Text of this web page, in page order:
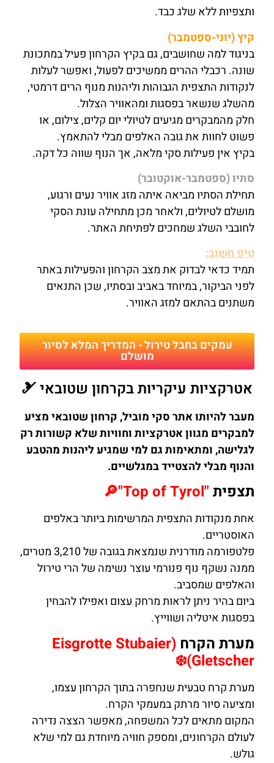
ותצפיות ללא שלג כבד.
קיץ (יוני-ספטמבר)
בניגוד למה שחושבים, גם בקיץ הקרחון פעיל במתכונת
שונה. רכבלי ההרים ממשיכים לפעול, ואפשר לעלות
לנקודות התצפית הגבוהות וליהנות מנוף הרים דרמטי,
מהשלג שנשאר בפסגות ומהאוויר הצלול.
חלק מהמבקרים מגיעים לטיולי יום קלים, צילום, או
פשוט לחוות את גובה האלפים מבלי להתאמץ.
בקיץ אין פעילות סקי מלאה, אך הנוף שווה כל דקה.
סתיו (ספטמבר-אוקטובר)
תחילת הסתיו מביאה איתה מזג אוויר נעים ורגוע,
מושלם לטיולים, ולאחר מכן מתחילה עונת הסקי
לחובבי השלג שמחכים לפתיחת האתר.
טיפ חשוב:
תמיד כדאי לבדוק את מצב הקרחון והפעילות באתר
לפני הביקור, במיוחד באביב ובסתיו, שכן התנאים
משתנים בהתאם למזג האוויר.
עמקים בחבל טירול - המדריך המלא לסיור
מושלם
אטרקציות עיקריות בקרחון שטובאי 🎿
מעבר להיותו אתר סקי מוביל, קרחון שטובאי מציע
למבקרים מגוון אטרקציות וחוויות שלא קשורות רק
לגלישה, ומתאימות גם למי שמגיע ליהנות מהטבע
והנוף מבלי להצטייד במגלשיים.
תצפית "Top of Tyrol"🔎
אחת מנקודות התצפית המרשימות ביותר באלפים
האוסטריים.
פלטפורמה מודרנית שנמצאת בגובה של 3,210 מטרים,
ממנה נשקף נוף פנורמי עוצר נשימה של הרי טירול
והאלפים שמסביב.
ביום בהיר ניתן לראות מרחק עצום ואפילו להבחין
בפסגות איטליה ושווייץ.
מערת הקרח (Eisgrotte Stubaier
Gletscher)❄️
מערת קרח טבעית שנחפרה בתוך הקרחון עצמו,
ומציעה סיור מרתק במעמקי הקרח.
המקום מתאים לכל המשפחה, מאפשר הצצה נדירה
לעולם הקרחונים, ומספק חוויה מיוחדת גם למי שלא
גולש.